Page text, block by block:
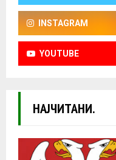
INSTAGRAM
YOUTUBE
НАЈЧИТАНИ.